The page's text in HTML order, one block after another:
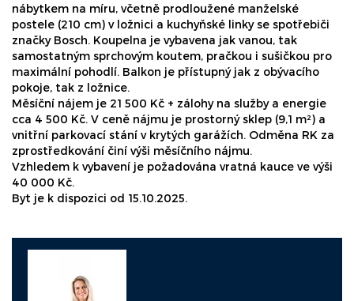
nábytkem na míru, včetně prodloužené manželské
postele (210 cm) v ložnici a kuchyňské linky se spotřebiči
značky Bosch. Koupelna je vybavena jak vanou, tak
samostatným sprchovým koutem, pračkou i sušičkou pro
maximální pohodlí. Balkon je přístupný jak z obývacího
pokoje, tak z ložnice.
Měsíční nájem je 21 500 Kč + zálohy na služby a energie
cca 4 500 Kč. V ceně nájmu je prostorný sklep (9,1 m²) a
vnitřní parkovací stání v krytých garážích. Odměna RK za
zprostředkování činí výši měsíčního nájmu.
Vzhledem k vybavení je požadována vratná kauce ve výši
40 000 Kč.
Byt je k dispozici od 15.10.2025.